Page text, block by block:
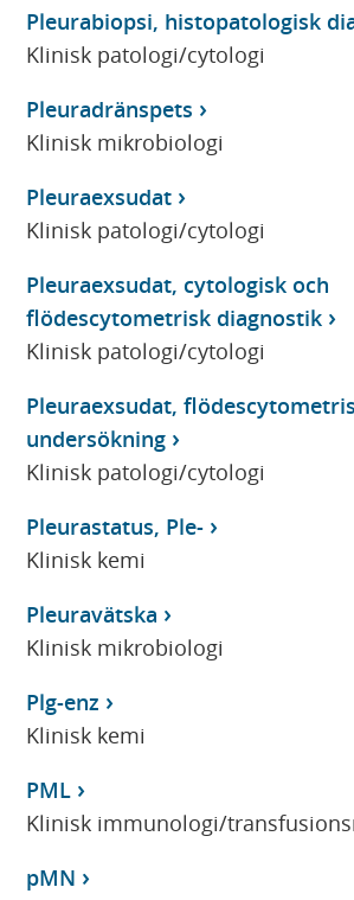
Pleurabiopsi, histopatologisk
Klinisk patologi/cytologi
Pleuradränspets
Klinisk mikrobiologi
Pleuraexsudat
Klinisk patologi/cytologi
Pleuraexsudat, cytologisk och
flödescytometrisk diagnostik
Klinisk patologi/cytologi
Pleuraexsudat,
undersökning
Klinisk patologi/cytologi
Pleurastatus, Ple-
Klinisk kemi
Pleuravätska
Klinisk mikrobiologi
Plg-enz
Klinisk kemi
PML
Klinisk immunologi/
pMN